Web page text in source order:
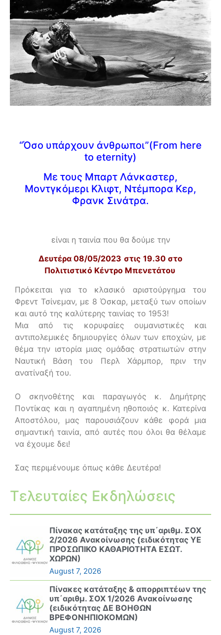
“Όσο υπάρχουν άνθρωποι”(From here
to eternity)
Με τους Μπαρτ Λάνκαστερ,
Μοντγκόμερι Κλιφτ, Ντέμπορα Κερ,
Φρανκ Σινάτρα.
είναι η ταινία που θα δούμε την
Δευτέρα 08/05/2023 στις 19.30 στο
Πολιτιστικό Κέντρο Μπενετάτου
Πρόκειται για το κλασικό αριστούργημα του
Φρεντ Τσίνεμαν, με 8 Όσκαρ, μεταξύ των οποίων
και αυτό της καλύτερης ταινίας το 1953!
Μια από τις κορυφαίες ουμανιστικές και
αντιπολεμικές δημιουργίες όλων των εποχών, με
θέμα την ιστορία μιας ομάδας στρατιωτών στην
Ναυτική Βάση του Περλ Χάρμπορ, πριν την
ανατίναξή του.
Ο σκηνοθέτης και παραγωγός κ. Δημήτρης
Ποντίκας και η αγαπημένη ηθοποιός κ. Κατερίνα
Αποστόλου, μας παρουσιάζουν κάθε φορά μια
σημαντική ταινία, από αυτές που όλοι θα θέλαμε
να έχουμε δει!
Σας περιμένουμε όπως κάθε Δευτέρα!
Τελευταίες Εκδηλώσεις
Πίνακας κατάταξης της υπ΄αριθμ. ΣΟΧ
2/2026 Ανακοίνωσης (ειδικότητας ΥΕ
ΠΡΟΣΩΠΙΚΟ ΚΑΘΑΡΙΟΤΗΤΑ ΕΣΩΤ.
ΧΩΡΩΝ)
August 7, 2026
Πίνακες κατάταξης & απορριπτέων της
υπ΄αριθμ. ΣΟΧ 1/2026 Ανακοίνωσης
(ειδικότητας ΔΕ ΒΟΗΘΩΝ
ΒΡΕΦΟΝΗΠΙΟΚΟΜΩΝ)
August 7, 2026